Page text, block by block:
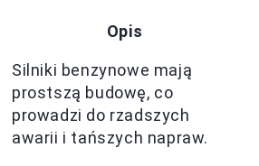
Opis
Silniki benzynowe mają
prostszą budowę, co
prowadzi do rzadszych
awarii i tańszych napraw.